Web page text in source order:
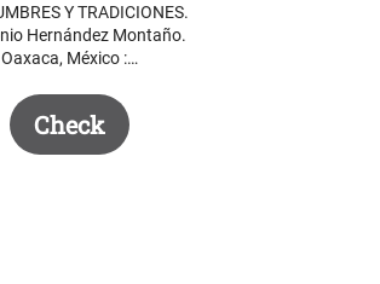
Y TRADICIONES.
Hernández Montaño.
Oaxaca, México :…
Check